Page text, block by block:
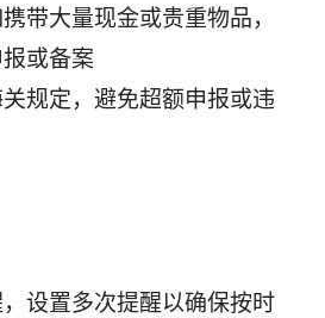
带大量现金或贵重物品，
或备案
规定，避免超额申报或违
设置多次提醒以确保按时